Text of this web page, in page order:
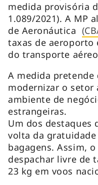
medida provisória
1.089/2021). A MP
de Aeronáutica
taxas de aeroporto
do transporte
A medida pretende
modernizar o setor
ambiente de
estrangeiras.
Um dos destaques
volta da
bagagens. Assim,
despachar livre de
23 kg em voos